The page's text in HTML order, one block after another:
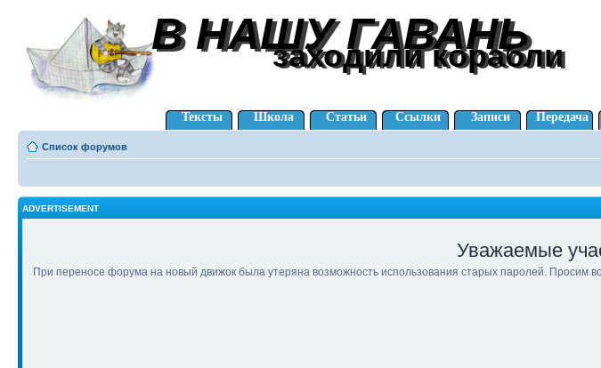
В НАШУ ГАВАНЬ
В НАШУ ГАВАНЬ
заходили корабли
заходили корабли
Тексты Школа Статьи Ссылки Записи Передача
Список форумов
ADVERTISEMENT
Уважаемые
При переносе форума на новый движок была утеряна возможность использования старых паролей. Просим